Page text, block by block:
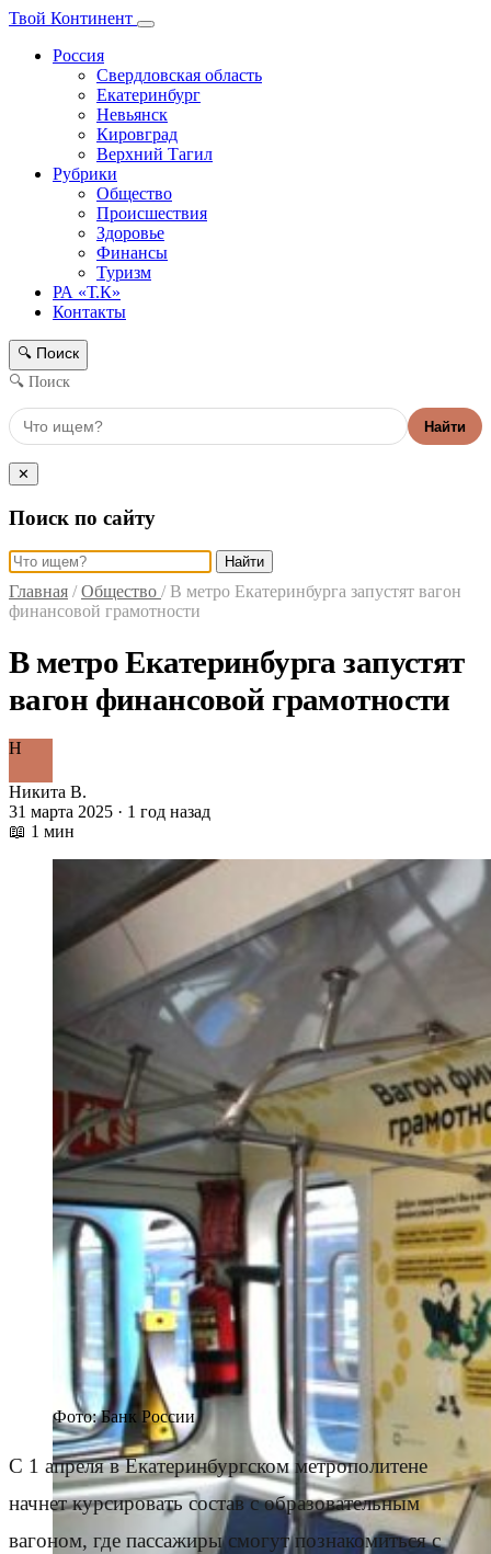
Твой Континент
Россия
Свердловская область
Екатеринбург
Невьянск
Кировград
Верхний Тагил
Рубрики
Общество
Происшествия
Здоровье
Финансы
Туризм
РА «Т.К»
Контакты
🔍 Поиск
🔍 Поиск
Найти
✕
Поиск по сайту
Найти
Главная / Общество / В метро Екатеринбурга запустят вагон
финансовой грамотности
В метро Екатеринбурга запустят
вагон финансовой грамотности
Н
Никита В.
31 марта 2025 · 1 год назад
📖 1 мин
Фото: Банк России
С 1 апреля в Екатеринбургском метрополитене
начнет курсировать состав с образовательным
вагоном, где пассажиры смогут познакомиться с